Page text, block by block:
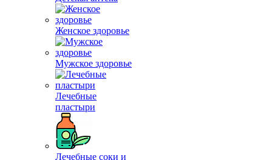
Женское здоровье
Мужское здоровье
Лечебные
пластыри
Лечебные соки и